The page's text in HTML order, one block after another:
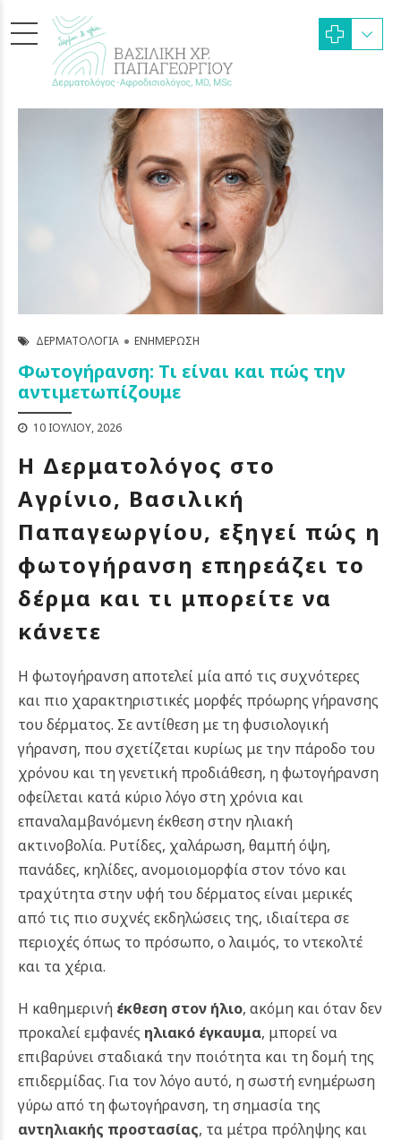
ΔΕΡΜΑΤΟΛΟΓΊΑ ΕΝΗΜΈΡΩΣΗ
Φωτογήρανση: Τι είναι και πώς την
αντιμετωπίζουμε
10 ΙΟΥΛΊΟΥ, 2026
Η Δερματολόγος στο
Αγρίνιο, Βασιλική
Παπαγεωργίου, εξηγεί πώς η
φωτογήρανση επηρεάζει το
δέρμα και τι μπορείτε να
κάνετε
Η φωτογήρανση αποτελεί μία από τις συχνότερες
και πιο χαρακτηριστικές μορφές πρόωρης γήρανσης
του δέρματος. Σε αντίθεση με τη φυσιολογική
γήρανση, που σχετίζεται κυρίως με την πάροδο του
χρόνου και τη γενετική προδιάθεση, η φωτογήρανση
οφείλεται κατά κύριο λόγο στη χρόνια και
επαναλαμβανόμενη έκθεση στην ηλιακή
ακτινοβολία. Ρυτίδες, χαλάρωση, θαμπή όψη,
πανάδες, κηλίδες, ανομοιομορφία στον τόνο και
τραχύτητα στην υφή του δέρματος είναι μερικές
από τις πιο συχνές εκδηλώσεις της, ιδιαίτερα σε
περιοχές όπως το πρόσωπο, ο λαιμός, το ντεκολτέ
και τα χέρια.
Η καθημερινή έκθεση στον ήλιο, ακόμη και όταν δεν
προκαλεί εμφανές ηλιακό έγκαυμα, μπορεί να
επιβαρύνει σταδιακά την ποιότητα και τη δομή της
επιδερμίδας. Για τον λόγο αυτό, η σωστή ενημέρωση
γύρω από τη φωτογήρανση, τη σημασία της
αντηλιακής προστασίας, τα μέτρα πρόληψης και